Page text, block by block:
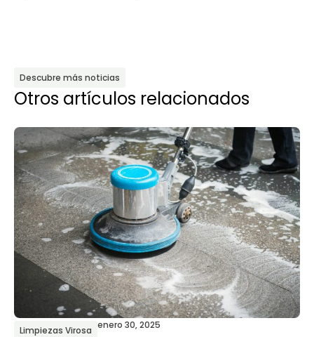
Descubre más noticias
Otros artículos relacionados
Limpiezas Virosa enero 30, 2025